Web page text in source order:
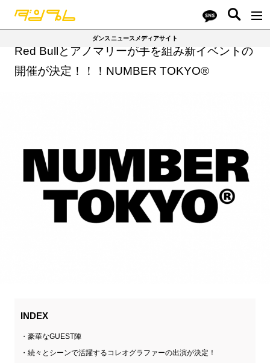
ダンスニュースメディアサイト
Red Bullとアノマリーが手を組み新イベントの
開催が決定！！！NUMBER TOKYO®️
INDEX
豪華なGUEST陣
続々とシーンで活躍するコレオグラファーの出演が決定！